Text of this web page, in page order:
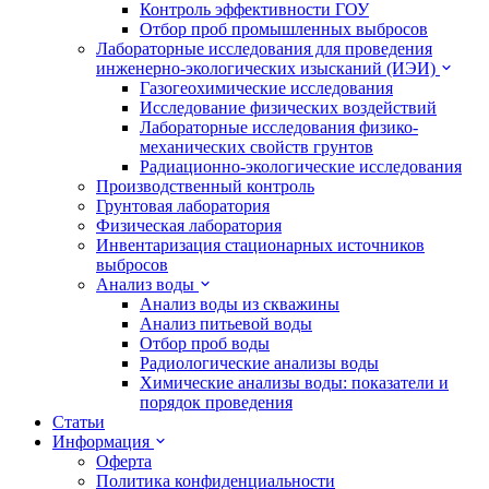
Контроль эффективности ГОУ
Отбор проб промышленных выбросов
Лабораторные исследования для проведения
инженерно-экологических изысканий (ИЭИ)
Газогеохимические исследования
Исследование физических воздействий
Лабораторные исследования физико-
механических свойств грунтов
Радиационно-экологические исследования
Производственный контроль
Грунтовая лаборатория
Физическая лаборатория
Инвентаризация стационарных источников
выбросов
Анализ воды
Анализ воды из скважины
Анализ питьевой воды
Отбор проб воды
Радиологические анализы воды
Химические анализы воды: показатели и
порядок проведения
Статьи
Информация
Оферта
Политика конфиденциальности